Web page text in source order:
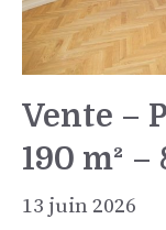
Vente –
190 m² –
13 juin 2026